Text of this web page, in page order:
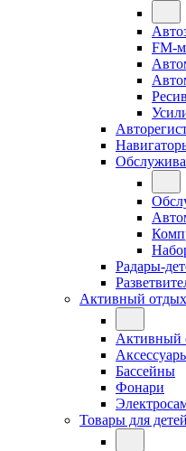
FM-
Радары-
Активный
Активный
Бассейны
Фонари
Товары для детей